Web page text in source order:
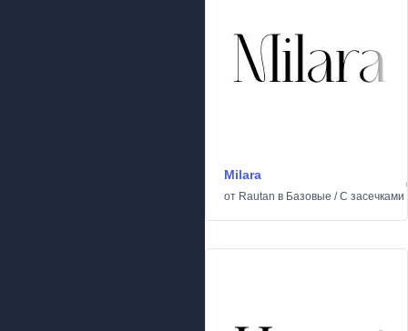
Milara
от Rautan в Базовые /С засечками